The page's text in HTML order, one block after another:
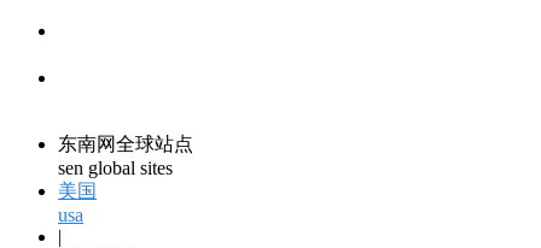
东南网全球站点
sen global sites
美国
usa
|